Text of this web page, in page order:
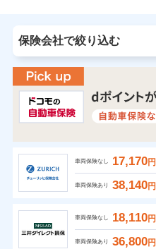
保険会社で絞り込む
車両保険なし 17,170円
車両保険あり 38,140円
車両保険なし 18,110円
車両保険あり 36,800円